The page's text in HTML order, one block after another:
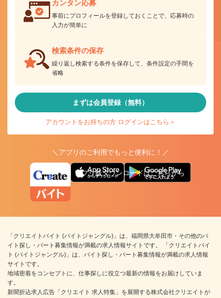
カンタン応募
事前にプロフィールを登録しておくことで、応募時の
入力が簡単に
検索条件の保存
繰り返し検索する条件を保存して、条件設定の手間を
省略
まずは会員登録（無料）
アカウントをお持ちの方 ログインはこちら＞
＼アプリのご利用でもっと便利に！／
アプリ版ダウンロードはこちらから
「クリエイトバイト (バイトジャングル)」は、福岡県大牟田市・その他のバ
イト探し・パート募集情報が満載の求人情報サイトです。 「クリエイトバイ
ト (バイトジャングル)」は、バイト探し・パート募集情報が満載の求人情報
サイトです。
地域密着をコンセプトに、仕事探しに役立つ最新の情報をお届けしていま
す。
新聞折込求人広告「クリエイト 求人特集」を展開する株式会社クリエイトが